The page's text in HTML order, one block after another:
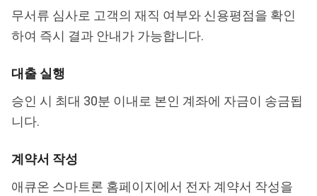
무서류 심사로 고객의 재직 여부와 신용평점을 확인
하여 즉시 결과 안내가 가능합니다.
대출 실행
승인 시 최대 30분 이내로 본인 계좌에 자금이 송금됩
니다.
계약서 작성
애큐온 스마트론 홈페이지에서 전자 계약서 작성을